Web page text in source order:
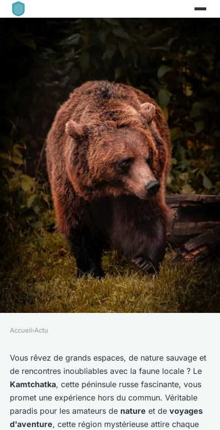
Où participer à une expédition
pour observer les ours bruns
au Kamchatka, Russie?
Ayden•28 juin 2024•6 min de lecture
Accueil›Actu
Vous rêvez de grands espaces, de nature sauvage et
de rencontres inoubliables avec la faune locale ? Le
Kamtchatka, cette péninsule russe fascinante, vous
promet une expérience hors du commun. Véritable
paradis pour les amateurs de nature et de voyages
d'aventure, cette région mystérieuse attire chaque